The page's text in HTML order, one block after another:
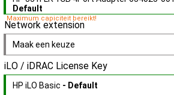
Default
Maximum capiciteit bereikt!
Network extension
Maak een keuze
iLO / iDRAC License Key
HP iLO Basic - Default